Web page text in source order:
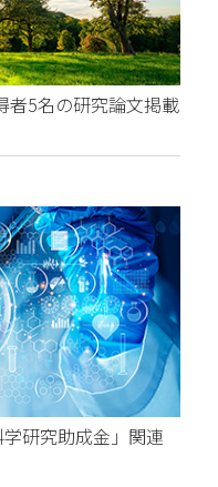
者5名の研究論文掲載
研究助成金」関連